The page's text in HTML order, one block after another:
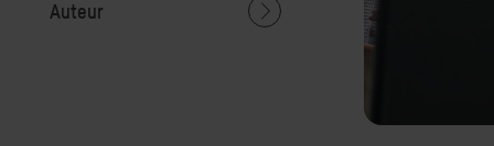
Auteur